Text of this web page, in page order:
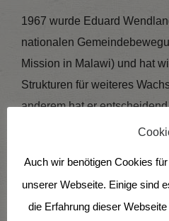
1967 wurde Eduard
nationalen
Mission in Malawi) und hat
Strukturen für weiteres
anderem hat er
die Gemeinden eine
berufene Malawier eine
bekommen. Das
Blantyre wurde von ihm
Auch wir benötigen Cookies
unserer Webseite. Einige sind
die Erfahrung dieser